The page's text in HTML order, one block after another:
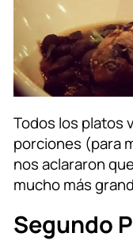
Todos los platos
porciones (para
nos aclararon
mucho más
Segundo